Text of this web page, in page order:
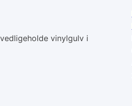
vinylgulv i